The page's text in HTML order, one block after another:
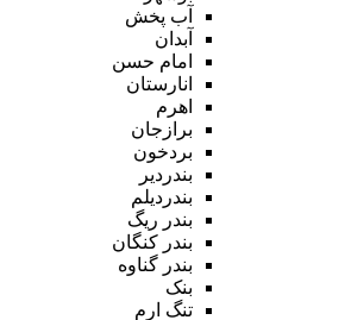
آب پخش
آبدان
امام حسن
انارستان
اهرم
برازجان
بردخون
بندردیر
بندردیلم
بندر ریگ
بندر کنگان
بندر گناوه
بنک
تنگ ارم